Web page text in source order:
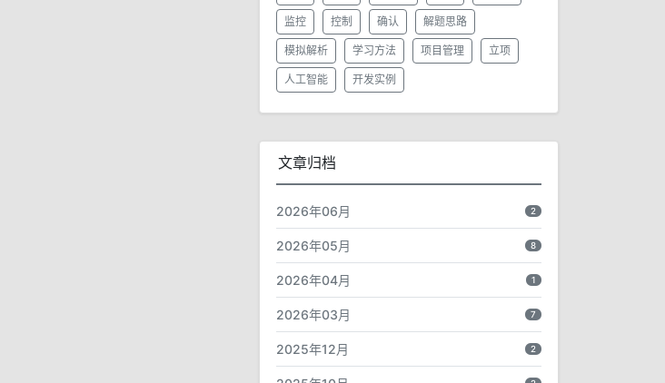
监控 控制 确认 解题思路
模拟解析 学习方法 项目管理 立项
人工智能 开发实例
文章归档
2026年06月 2
2026年05月 8
2026年04月 1
2026年03月 7
2025年12月 2